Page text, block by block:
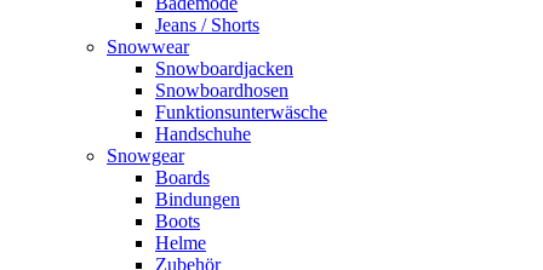
Jeans / Shorts
Snowwear
Snowboardjacken
Snowboardhosen
Funktionsunterwäsche
Handschuhe
Snowgear
Boards
Bindungen
Boots
Helme
Zubehör